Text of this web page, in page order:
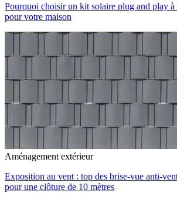
Pourquoi choisir un kit solaire plug and play à
pour votre maison
Aménagement extérieur
Exposition au vent : top des brise-vue anti-
pour une clôture de 10 mètres